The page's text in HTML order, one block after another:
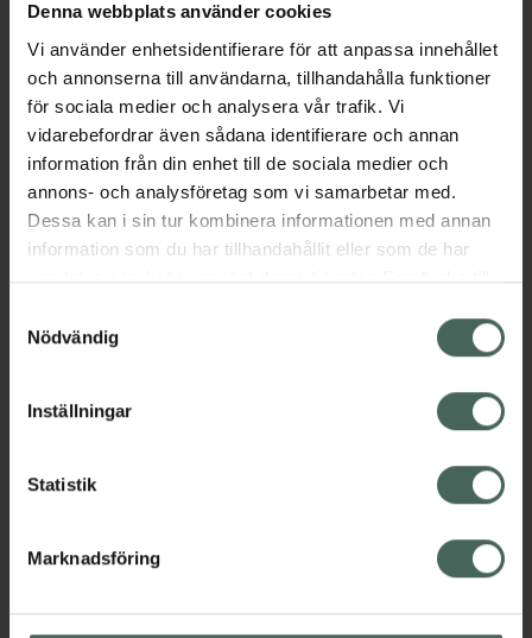
Denna webbplats använder cookies
Vi använder enhetsidentifierare för att anpassa innehållet
och annonserna till användarna, tillhandahålla funktioner
för sociala medier och analysera vår trafik. Vi
vidarebefordrar även sådana identifierare och annan
information från din enhet till de sociala medier och
annons- och analysföretag som vi samarbetar med.
Dessa kan i sin tur kombinera informationen med annan
information som du har tillhandahållit eller som de har
samlat in när du har använt deras tjänster. Samtycke till
återkalla ditt samtycke via webbplatsens
cookieinställningar. Ett återkallat samtycke påverkar inte
lagligheten av behandling som skett innan återkallelsen.
Nödvändig
Inställningar
Statistik
Marknadsföring
PKU Anamix Junior är en fenylalaninfri
proteinersättning i burk alternativt i
portionspåsar med pulver för tillredning av
dryck. Innehåller en balanserad blandning av
essentiella och icke essentiella aminosyror,
kolhydrat, fett, vitaminer, mineraler och
spårämnen. Berikad med den essentiella
fettsyran DHA (dokosahexaensyra) och
kostfiberblandningen MF6.
Proteinersättningen måste kompletteras med
täcka behovet av fenylalanin.
PKU Anamix Junior Neutal är Halal-
certifierad.
EAN:
Kost och hälsa